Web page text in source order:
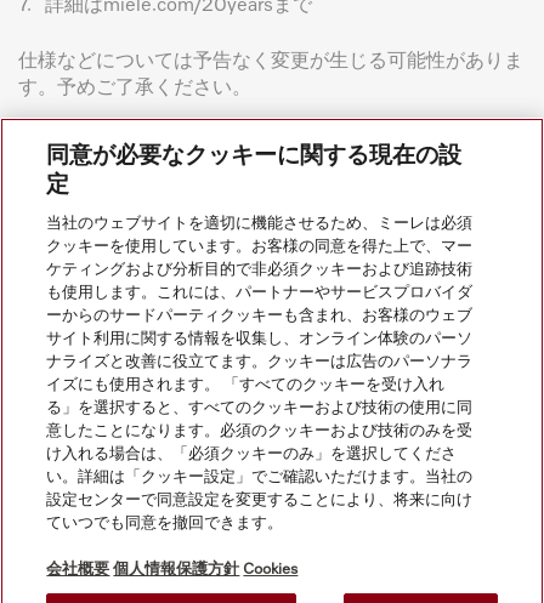
7.
詳細はmiele.com/20yearsまで
仕様などについては予告なく変更が生じる可能性がありま
す。予めご了承ください。
会社案内
サービス
同意が必要なクッキーに関する現在の設
定
当社のウェブサイトを適切に機能させるため、ミーレは必須
クッキーを使用しています。お客様の同意を得た上で、マー
ケティングおよび分析目的で非必須クッキーおよび追跡技術
も使用します。これには、パートナーやサービスプロバイダ
ーからのサードパーティクッキーも含まれ、お客様のウェブ
サイト利用に関する情報を収集し、オンライン体験のパーソ
ナライズと改善に役立てます。クッキーは広告のパーソナラ
イズにも使用されます。 「すべてのクッキーを受け入れ
る」を選択すると、すべてのクッキーおよび技術の使用に同
意したことになります。必須のクッキーおよび技術のみを受
け入れる場合は、「必須クッキーのみ」を選択してくださ
い。詳細は「クッキー設定」でご確認いただけます。当社の
設定センターで同意設定を変更することにより、将来に向け
ていつでも同意を撤回できます。
会社概要 個人情報保護方針 Cookies